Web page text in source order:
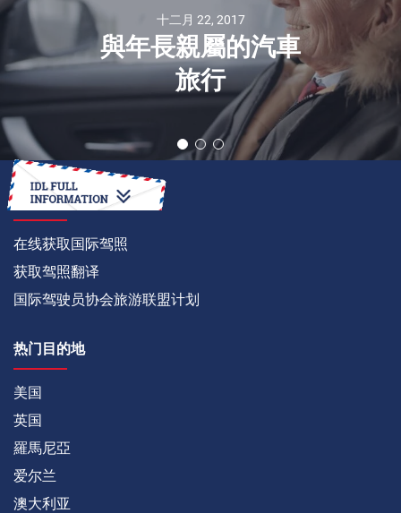
十二月 22, 2017
與年長親屬的汽車
旅行
如何
在线获取国际驾照
获取驾照翻译
国际驾驶员协会旅游联盟计划
热门目的地
美国
英国
羅馬尼亞
爱尔兰
澳大利亚